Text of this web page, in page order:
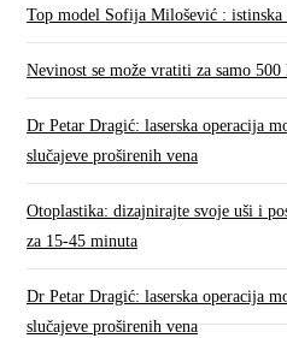
Top model Sofija Milošević : istinska
Nevinost se može vratiti za samo 500
Dr Petar Dragić: laserska operacija
slučajeve proširenih vena
Otoplastika: dizajnirajte svoje uši i
za 15-45 minuta
Dr Petar Dragić: laserska operacija
slučajeve proširenih vena